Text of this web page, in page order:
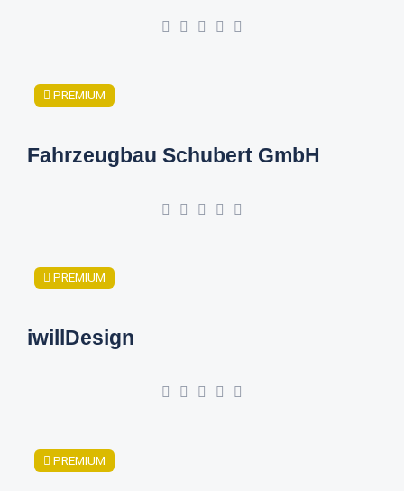
PREMIUM
Fahrzeugbau Schubert GmbH
PREMIUM
iwillDesign
PREMIUM